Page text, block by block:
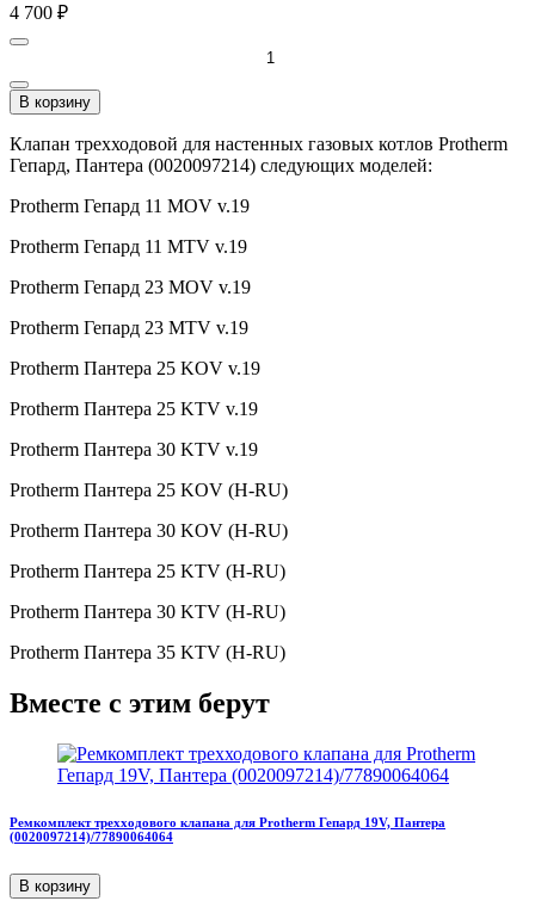
4 700 ₽
В корзину
Клапан трехходовой для настенных газовых котлов Protherm
Гепард, Пантера (0020097214) следующих моделей:
Protherm Гепард 11 MOV v.19
Protherm Гепард 11 MTV v.19
Protherm Гепард 23 MOV v.19
Protherm Гепард 23 MTV v.19
Protherm Пантера 25 KOV v.19
Protherm Пантера 25 KTV v.19
Protherm Пантера 30 KTV v.19
Protherm Пантера 25 KOV (H-RU)
Protherm Пантера 30 KOV (H-RU)
Protherm Пантера 25 KTV (H-RU)
Protherm Пантера 30 KTV (H-RU)
Protherm Пантера 35 KTV (H-RU)
Вместе с этим берут
Ремкомплект трехходового клапана для Protherm Гепард 19V, Пантера
(0020097214)/77890064064
В корзину